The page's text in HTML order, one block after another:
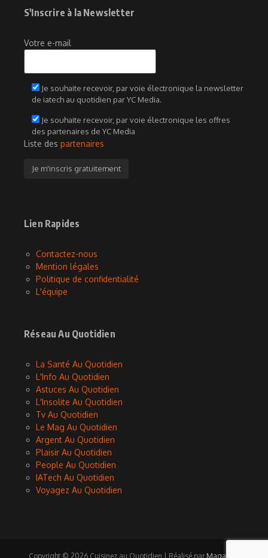
S'Inscrire à la Newsletter
Votre e-mail
Je souhaite recevoir, par voie électronique la newsletter
de iatech au quotidien par YC Media.
Je souhaite recevoir, par voie électronique les offres
des partenaires de YC Media
Liste des partenaires
Lien Rapides
Contactez-nous
Mention légales
Politique de confidentialité
L'équipe
Réseau Au Quotidien
La Santé Au Quotidien
L'Info Au Quotidien
Astuces Au Quotidien
L'Insolite Au Quotidien
Tv Au Quotidien
Le Mag Au Quotidien
Argent Au Quotidien
Plaisir Au Quotidien
People Au Quotidien
IATech Au Quotidien
Voyagez Au Quotidien
Copyright © 2026 Cuisinez au Quotidien | Réalisé par Magazine